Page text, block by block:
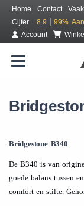
Home Contact
Cijfer
8.9 | 99%
Account
Bridgestone B340
De B340 is van
goede balans tussen
comfort en stilte.